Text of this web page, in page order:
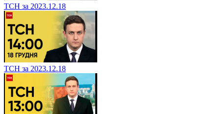
ТСН за 2023.12.18
ТСН за 2023.12.18